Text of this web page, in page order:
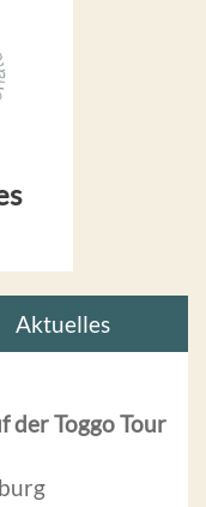
Aktuelles
der Toggo Tour